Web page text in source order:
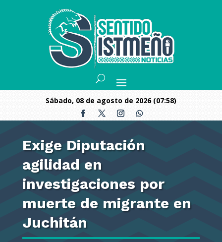
sábado, 08 de agosto de 2026 (07:58)
Exige Diputación
agilidad en
investigaciones por
muerte de migrante en
Juchitán